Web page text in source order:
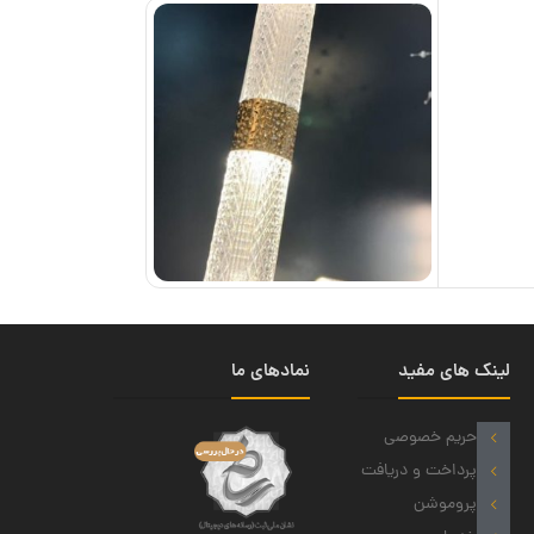
لینک های مفید
حریم خصوصی
پرداخت و دریافت
پروموشن
نمادهای ما